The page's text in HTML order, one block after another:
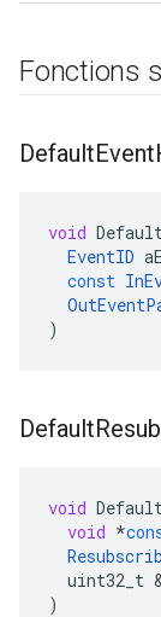
Fonctions
DefaultEvent
void
EventID
const
)
Default
void
void *
uint32_t
)